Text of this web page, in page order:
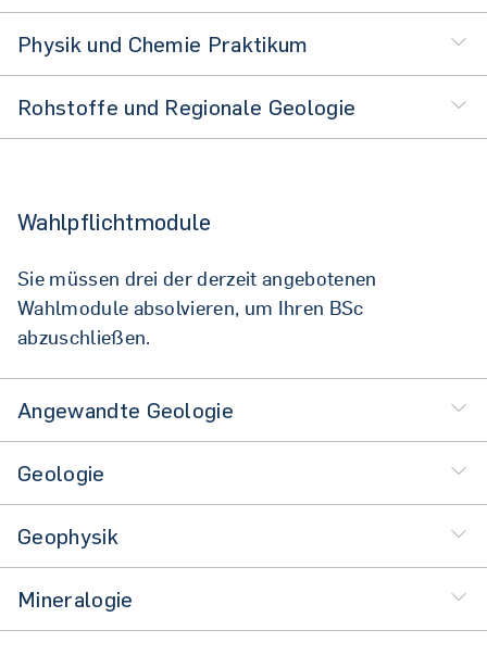
Physik und Chemie Praktikum
Rohstoffe und Regionale Geologie
Wahlpflichtmodule
Sie müssen drei der derzeit angebotenen
Wahlmodule absolvieren, um Ihren BSc
abzuschließen.
Angewandte Geologie
Geologie
Geophysik
Mineralogie